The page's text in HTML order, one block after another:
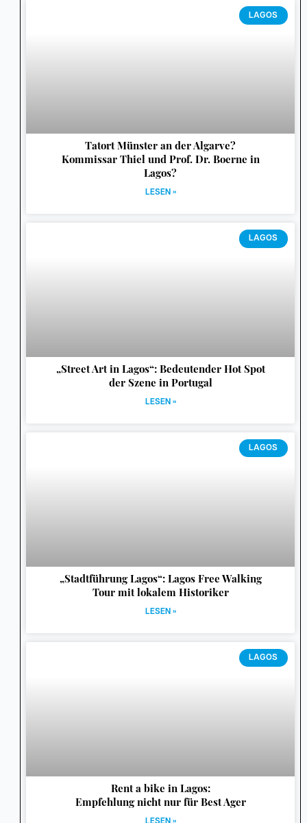
LAGOS
Tatort Münster an der Algarve?
Kommissar Thiel und Prof. Dr. Boerne in
Lagos?
LESEN »
LAGOS
„Street Art in Lagos“: Bedeutender Hot Spot
der Szene in Portugal
LESEN »
LAGOS
„Stadtführung Lagos“: Lagos Free Walking
Tour mit lokalem Historiker
LESEN »
LAGOS
Rent a bike in Lagos:
Empfehlung nicht nur für Best Ager
SeiteSeiteSeiteSeite
SeiteSeiteSeite